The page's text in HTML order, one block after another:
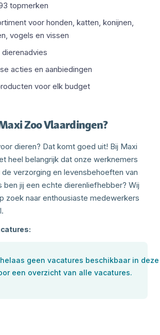
topmerken
voor honden, katten, konijnen,
vogels en vissen
acties en aanbiedingen
voor elk budget
Zoo Vlaardingen?
dieren? Dat komt goed uit! Bij Maxi
heel belangrijk dat onze werknemers
verzorging en levensbehoeften van
ben jij een echte dierenliefhebber? Wij
zoek naar enthousiaste medewerkers
geen vacatures beschikbaar in
een overzicht van alle vacatures.